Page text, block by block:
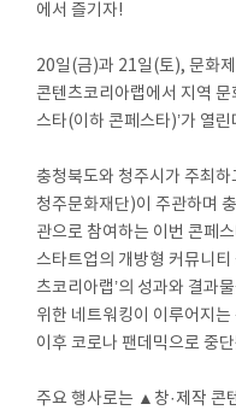
에서 즐기자!
20일(금)과 21일(토), 문화
콘텐츠코리아랩에서 지역 문
스타(이하 콘페스타)’가 열린
충청북도와 청주시가 주최
청주문화재단)이 주관하며
관으로 참여하는 이번 콘페
스타트업의 개방형 커뮤니티
츠코리아랩’의 성과와 결과
위한 네트워킹이 이루어지
이후 코로나 팬데믹으로 중
주요 행사로는 ▲창·제작